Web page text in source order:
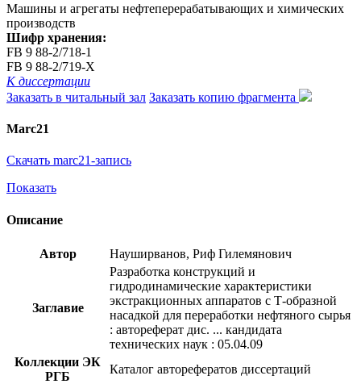
Машины и агрегаты нефтеперерабатывающих и химических
производств
Шифр хранения:
FB 9 88-2/718-1
FB 9 88-2/719-Х
К диссертации
Заказать в читальный зал Заказать копию фрагмента
Marc21
Скачать marc21-запись
Показать
Описание
Автор Науширванов, Риф Гилемянович
Заглавие
Разработка конструкций и
гидродинамические характеристики
экстракционных аппаратов с Т-образной
насадкой для переработки нефтяного сырья
: автореферат дис. ... кандидата
технических наук : 05.04.09
Коллекции ЭК
РГБ
Каталог авторефератов диссертаций